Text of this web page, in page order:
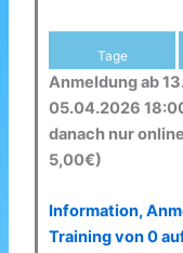
Tage
Anmeldung ab
05.04.2026
danach nur
5,00€)
Information,
Training von 0